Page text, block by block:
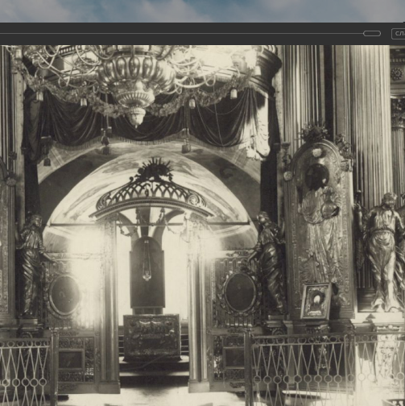
Новомучеников и
Земли
Сайт создан по благословлению
и Холмогорского
Наследники Галерея
Главная Галерея Храмы-мученики Архангельска Свято-Троицкий
Свято-Троицкий собор